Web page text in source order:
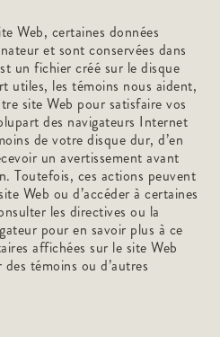
Web, certaines données
et sont conservées dans
un fichier créé sur le disque
utiles, les témoins nous aident,
site Web pour satisfaire vos
des navigateurs Internet
de votre disque dur, d’en
un avertissement avant
Toutefois, ces actions peuvent
Web ou d’accéder à certaines
les directives ou la
pour en savoir plus à ce
affichées sur le site Web
témoins ou d’autres